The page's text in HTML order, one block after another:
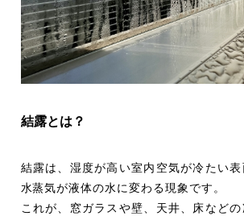
結露とは？
結露は、湿度が高い室内空気が冷たい表
水蒸気が液体の水に変わる現象です。
これが、窓ガラスや壁、天井、床など